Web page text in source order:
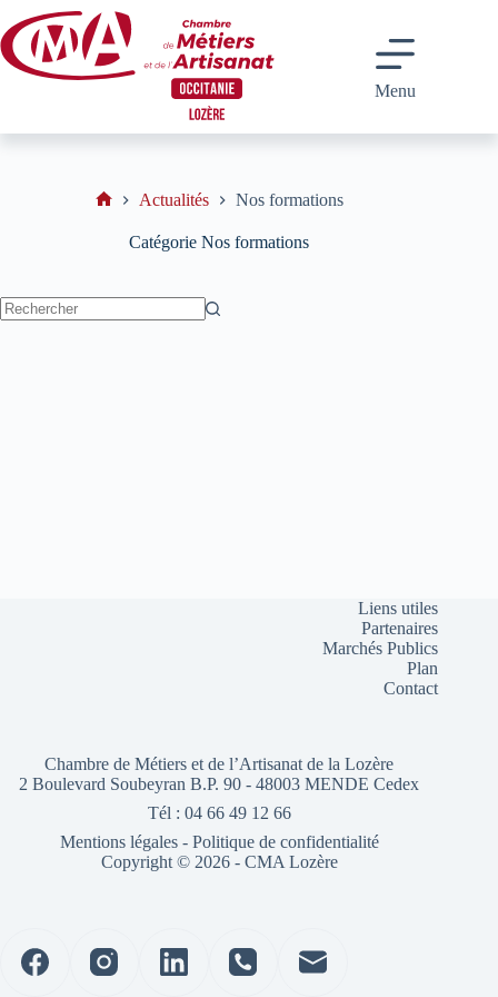
au
contenu
Menu
Actualités Nos formations
Catégorie Nos formations
Liens utiles
Partenaires
Marchés Publics
Plan
Contact
Chambre de Métiers et de l’Artisanat de la Lozère
2 Boulevard Soubeyran B.P. 90 - 48003 MENDE Cedex
Tél : 04 66 49 12 66
Mentions légales- Politique de confidentialité
Copyright © 2026 - CMA Lozère